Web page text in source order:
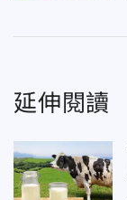
延伸閱讀